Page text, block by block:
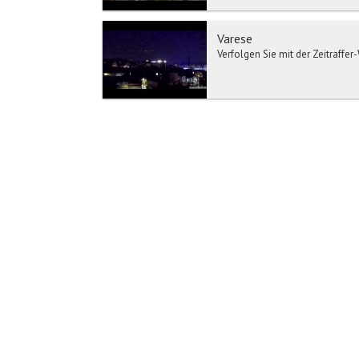
Varese
Verfolgen Sie mit der Zeitraffer-